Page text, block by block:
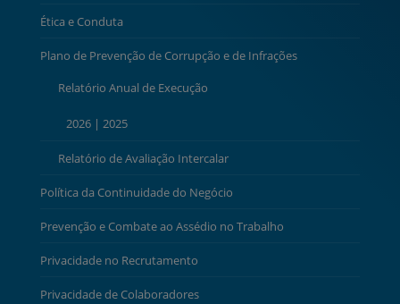
Ética e Conduta
Plano de Prevenção de Corrupção e de Infrações
Relatório Anual de Execução
2026| 2025
Relatório de Avaliação Intercalar
Política da Continuidade do Negócio
Prevenção e Combate ao Assédio no Trabalho
Privacidade no Recrutamento
Privacidade de Colaboradores